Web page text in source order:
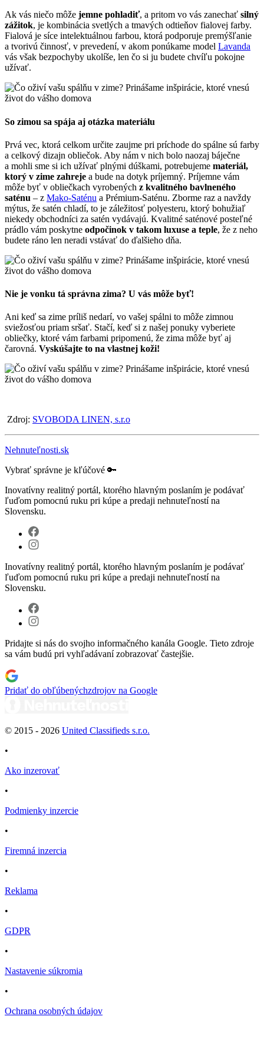
Ak vás niečo môže jemne pohladiť, a pritom vo vás zanechať silný
zážitok, je kombinácia svetlých a tmavých odtieňov fialovej farby.
Fialová je síce intelektuálnou farbou, ktorá podporuje premýšľanie
a tvorivú činnosť, v prevedení, v akom ponúkame model Lavanda
vás však bezpochyby ukolíše, len čo si ju budete chvíľu pokojne
užívať.
So zimou sa spája aj otázka materiálu
Prvá vec, ktorá celkom určite zaujme pri príchode do spálne sú farby
a celkový dizajn obliečok. Aby nám v nich bolo naozaj báječne
a mohli sme si ich užívať plnými dúškami, potrebujeme materiál,
ktorý v zime zahreje a bude na dotyk príjemný. Príjemne vám
môže byť v obliečkach vyrobených z kvalitného bavlneného
saténu – z Mako-Saténu a Prémium-Saténu. Zborme raz a navždy
mýtus, že satén chladí, to je záležitosť polyesteru, ktorý bohužiaľ
niekedy obchodníci za satén vydávajú. Kvalitné saténové posteľné
prádlo vám poskytne odpočinok v takom luxuse a teple, že z neho
budete ráno len neradi vstávať do ďalšieho dňa.
Nie je vonku tá správna zima? U vás môže byť!
Ani keď sa zime príliš nedarí, vo vašej spálni to môže zimnou
sviežosťou priam sršať. Stačí, keď si z našej ponuky vyberiete
obliečky, ktoré vám farbami pripomenú, že zima môže byť aj
čarovná. Vyskúšajte to na vlastnej koži!
Zdroj: SVOBODA LINEN, s.r.o
Nehnuteľnosti.sk
Vybrať správne je kľúčové 🔑
Inovatívny realitný portál, ktorého hlavným poslaním je podávať
ľuďom pomocnú ruku pri kúpe a predaji nehnuteľností na
Slovensku.
Inovatívny realitný portál, ktorého hlavným poslaním je podávať
ľuďom pomocnú ruku pri kúpe a predaji nehnuteľností na
Slovensku.
Pridajte si nás do svojho informačného kanála Google. Tieto zdroje
sa vám budú pri vyhľadávaní zobrazovať častejšie.
Pridať do obľúbenýchzdrojov na Google
© 2015 - 2026 United Classifieds s.r.o.
•
Ako inzerovať
•
Podmienky inzercie
•
Firemná inzercia
•
Reklama
•
GDPR
•
Nastavenie súkromia
•
Ochrana osobných údajov